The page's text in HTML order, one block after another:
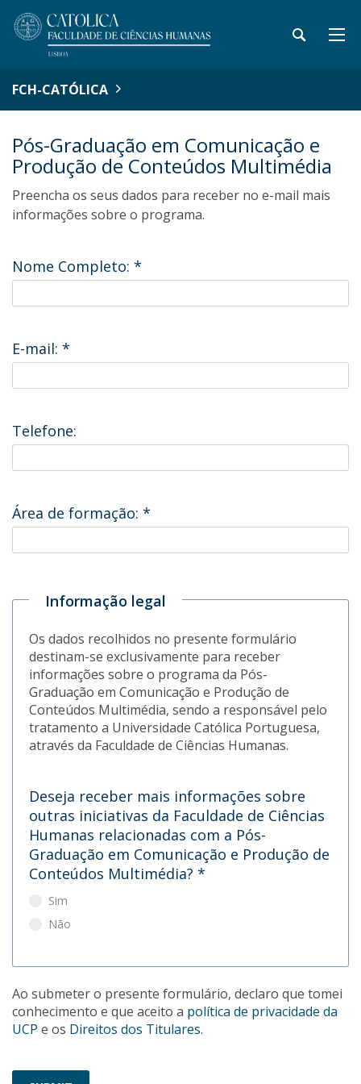
FCH-CATÓLICA
Pós-Graduação em Comunicação e
Produção de Conteúdos Multimédia
Preencha os seus dados para receber no e-mail mais
informações sobre o programa.
Nome Completo: *
E-mail: *
Telefone:
Área de formação: *
Informação legal
Os dados recolhidos no presente formulário
destinam-se exclusivamente para receber
informações sobre o programa da Pós-
Graduação em Comunicação e Produção de
Conteúdos Multimédia, sendo a responsável pelo
tratamento a Universidade Católica Portuguesa,
através da Faculdade de Ciências Humanas.
Deseja receber mais informações sobre
outras iniciativas da Faculdade de Ciências
Humanas relacionadas com a Pós-
Graduação em Comunicação e Produção de
Conteúdos Multimédia? *
Sim
Não
Ao submeter o presente formulário, declaro que tomei
conhecimento e que aceito a política de privacidade da
UCP e os Direitos dos Titulares.